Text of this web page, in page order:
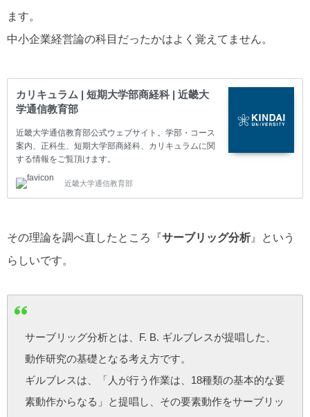
ます。
中小企業経営論の科目だったかはよく覚えてません。
カリキュラム | 短期大学部商経科 | 近畿大
学通信教育部
近畿大学通信教育部公式ウェブサイト。学部・コース
案内、正科生、短期大学部商経科、カリキュラムに関
する情報をご覧頂けます。
近畿大学通信教育部
その理論を調べ直したところ『サーブリッグ分析 』という
らしいです。
サーブリッグ分析とは、F. B. ギルブレスが提唱した、
動作研究の基礎となる考え方です。
ギルブレスは、「人が行う作業は、18種類の基本的な要
素動作からなる」と提唱し、その要素動作をサーブリッ